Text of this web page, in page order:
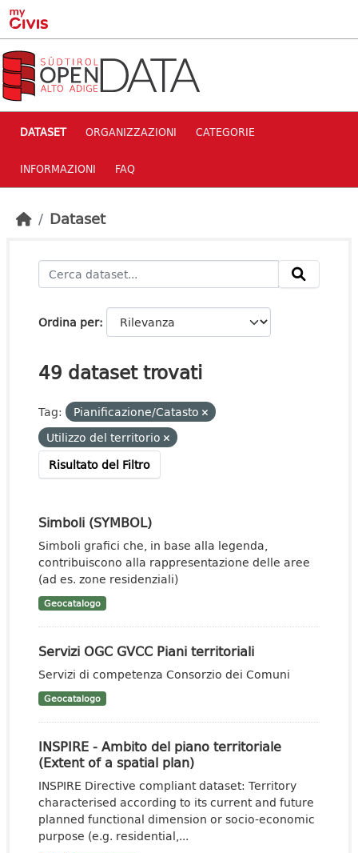
Skip to main content
DATASET ORGANIZZAZIONI CATEGORIE
INFORMAZIONI FAQ
Dataset
Ordina per
49 dataset trovati
Tag:
Pianificazione/Catasto
Utilizzo del territorio
Risultato del Filtro
Simboli (SYMBOL)
Simboli grafici che, in base alla legenda,
contribuiscono alla rappresentazione delle aree
(ad es. zone residenziali)
Geocatalogo
Servizi OGC GVCC Piani territoriali
Servizi di competenza Consorzio dei Comuni
Geocatalogo
INSPIRE - Ambito del piano territoriale
(Extent of a spatial plan)
INSPIRE Directive compliant dataset: Territory
characterised according to its current and future
planned functional dimension or socio-economic
purpose (e.g. residential,...